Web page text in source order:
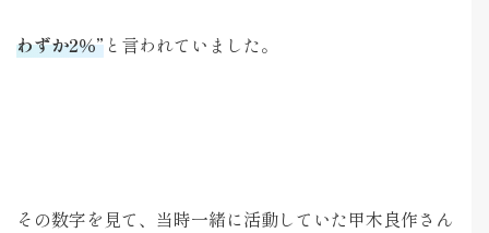
わずか2％” と言われていました。
その数字を見て、当時一緒に活動していた甲木良作さん